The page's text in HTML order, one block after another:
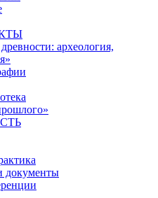
археология,
документы